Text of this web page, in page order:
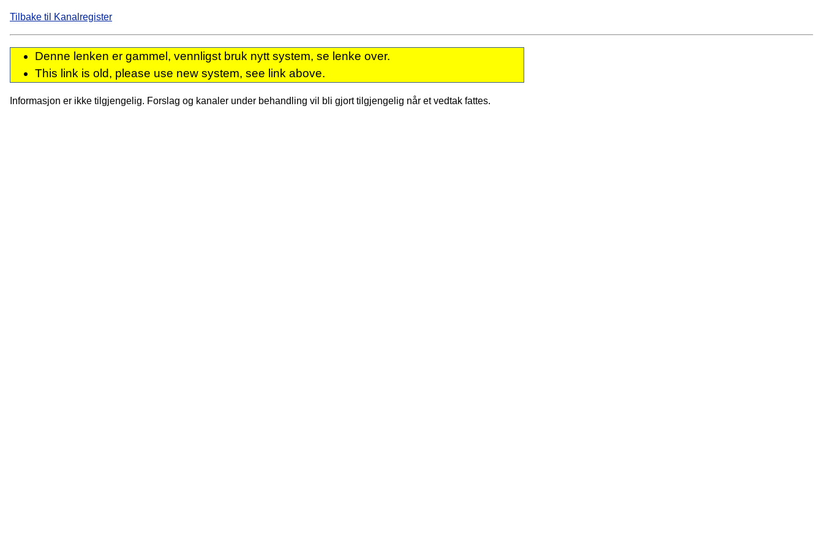
Tilbake til Kanalregister
Denne lenken er gammel, vennligst bruk nytt system, se lenke over.
This link is old, please use new system, see link above.
Informasjon er ikke tilgjengelig. Forslag og kanaler under behandling vil bli gjort tilgjengelig når et vedtak fattes.